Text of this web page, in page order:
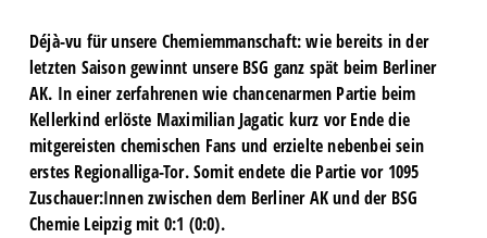
Déjà-vu für unsere Chemiemmanschaft: wie bereits in der
letzten Saison gewinnt unsere BSG ganz spät beim Berliner
AK. In einer zerfahrenen wie chancenarmen Partie beim
Kellerkind erlöste Maximilian Jagatic kurz vor Ende die
mitgereisten chemischen Fans und erzielte nebenbei sein
erstes Regionalliga-Tor. Somit endete die Partie vor 1095
Zuschauer:Innen zwischen dem Berliner AK und der BSG
Chemie Leipzig mit 0:1 (0:0).